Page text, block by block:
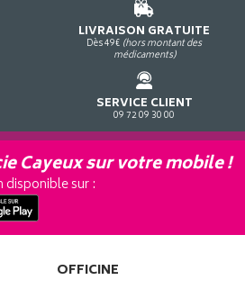
LIVRAISON GRATUITE
Dès 49€ (hors montant des
médicaments)
SERVICE CLIENT
09 72 09 30 00
Cayeux sur votre mobile !
disponible sur :
OFFICINE